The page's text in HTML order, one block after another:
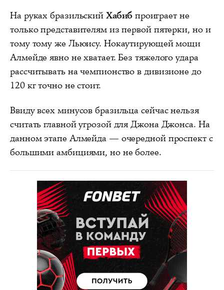
На руках бразильский Хабибпроиграет не
только представителям из первой пятерки, но и
тому тому же Льюису. Нокаутирующей мощи
Алмейде явно не хватает. Без тяжелого удара
рассчитывать на чемпионство в дивизионе до
120 кг точно не стоит.
Ввиду всех минусов бразильца сейчас нельзя
считать главной угрозой для Джона Джонса. На
данном этапе Алмейда — очередной проспект с
большими амбициями, но не более.